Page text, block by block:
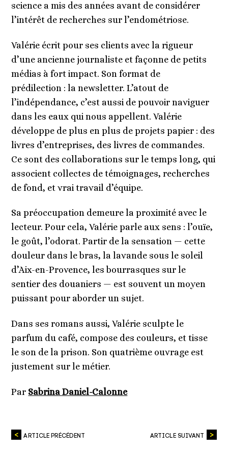
science a mis des années avant de considérer
l’intérêt de recherches sur l’endométriose.
Valérie écrit pour ses clients avec la rigueur
d’une ancienne journaliste et façonne de petits
médias à fort impact. Son format de
prédilection : la newsletter. L’atout de
l’indépendance, c’est aussi de pouvoir naviguer
dans les eaux qui nous appellent. Valérie
développe de plus en plus de projets papier : des
livres d’entreprises, des livres de commandes.
Ce sont des collaborations sur le temps long, qui
associent collectes de témoignages, recherches
de fond, et vrai travail d’équipe.
Sa préoccupation demeure la proximité avec le
lecteur. Pour cela, Valérie parle aux sens : l’ouïe,
le goût, l’odorat. Partir de la sensation — cette
douleur dans le bras, la lavande sous le soleil
d’Aix-en-Provence, les bourrasques sur le
sentier des douaniers — est souvent un moyen
puissant pour aborder un sujet.
Dans ses romans aussi, Valérie sculpte le
parfum du café, compose des couleurs, et tisse
le son de la prison. Son quatrième ouvrage est
justement sur le métier.
Par Sabrina Daniel-Calonne
ARTICLE PRÉCÉDENT ARTICLE SUIVANT